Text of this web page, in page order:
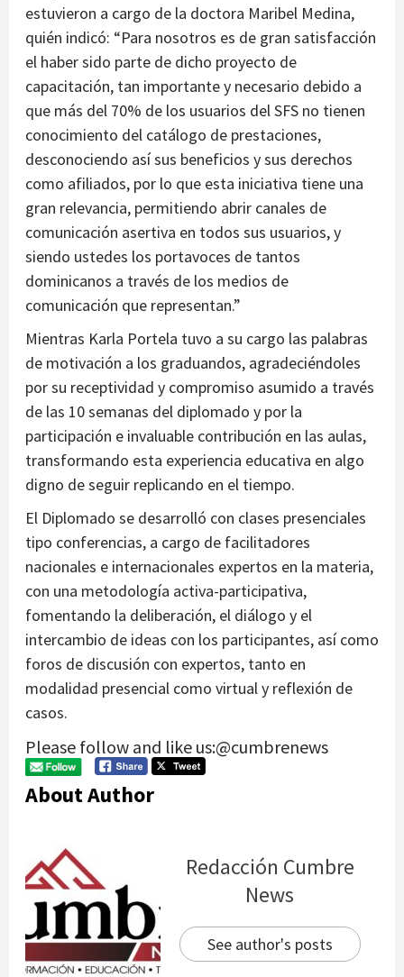
estuvieron a cargo de la doctora Maribel Medina,
quién indicó: “Para nosotros es de gran satisfacción
el haber sido parte de dicho proyecto de
capacitación, tan importante y necesario debido a
que más del 70% de los usuarios del SFS no tienen
conocimiento del catálogo de prestaciones,
desconociendo así sus beneficios y sus derechos
como afiliados, por lo que esta iniciativa tiene una
gran relevancia, permitiendo abrir canales de
comunicación asertiva en todos sus usuarios, y
siendo ustedes los portavoces de tantos
dominicanos a través de los medios de
comunicación que representan.”
Mientras Karla Portela tuvo a su cargo las palabras
de motivación a los graduandos, agradeciéndoles
por su receptividad y compromiso asumido a través
de las 10 semanas del diplomado y por la
participación e invaluable contribución en las aulas,
transformando esta experiencia educativa en algo
digno de seguir replicando en el tiempo.
El Diplomado se desarrolló con clases presenciales
tipo conferencias, a cargo de facilitadores
nacionales e internacionales expertos en la materia,
con una metodología activa-participativa,
fomentando la deliberación, el diálogo y el
intercambio de ideas con los participantes, así como
foros de discusión con expertos, tanto en
modalidad presencial como virtual y reflexión de
casos.
Please follow and like us:@cumbrenews
About Author
Redacción Cumbre
News
See author's posts